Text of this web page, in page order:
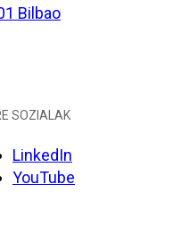
Bilbao
SOZIALAK
LinkedIn
YouTube